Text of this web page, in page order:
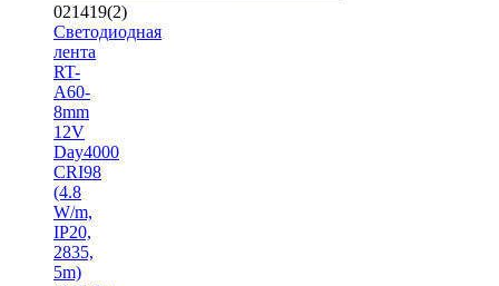
021419(2)
Светодиодная
лента
RT-
A60-
8mm
12V
Day4000
CRI98
(4.8
W/m,
IP20,
2835,
5m)